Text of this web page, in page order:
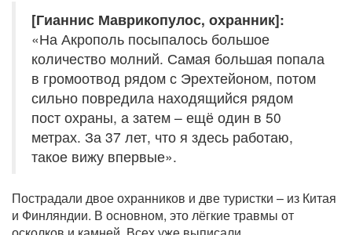
[Гианнис Маврикопулос, охранник]:
«На Акрополь посыпалось большое
количество молний. Самая большая попала
в громоотвод рядом с Эрехтейоном, потом
сильно повредила находящийся рядом
пост охраны, а затем – ещё один в 50
метрах. За 37 лет, что я здесь работаю,
такое вижу впервые».
Пострадали двое охранников и две туристки – из Китая
и Финляндии. В основном, это лёгкие травмы от